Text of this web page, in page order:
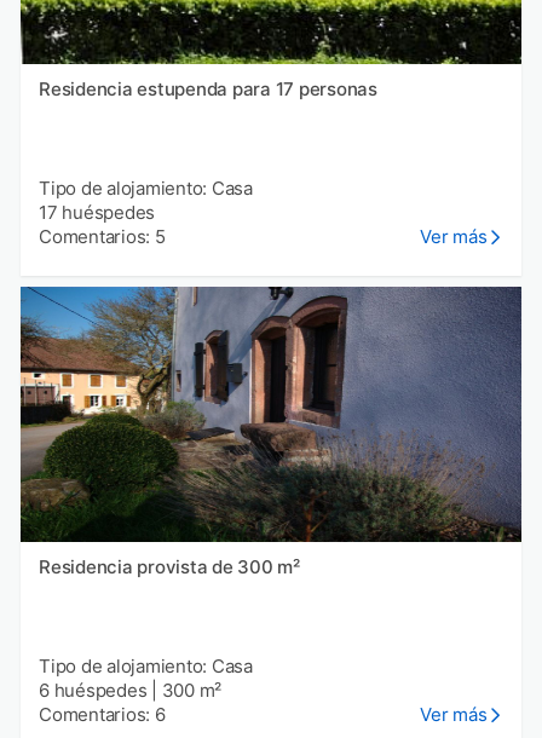
Residencia estupenda para 17 personas
Tipo de alojamiento: Casa
17 huéspedes
Comentarios: 5
Ver más
Residencia provista de 300 m²
Tipo de alojamiento: Casa
6 huéspedes
300 m²
Comentarios: 6
Ver más